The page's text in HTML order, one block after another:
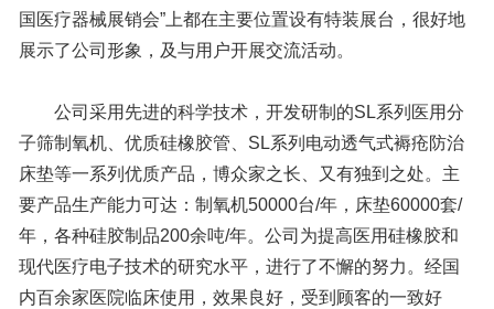
国医疗器械展销会”上都在主要位置设有特装展台，很好地
展示了公司形象，及与用户开展交流活动。
公司采用先进的科学技术，开发研制的SL系列医用分
子筛制氧机、优质硅橡胶管、SL系列电动透气式褥疮防治
床垫等一系列优质产品，博众家之长、又有独到之处。主
要产品生产能力可达：制氧机50000台/年，床垫60000套/
年，各种硅胶制品200余吨/年。公司为提高医用硅橡胶和
现代医疗电子技术的研究水平，进行了不懈的努力。经国
内百余家医院临床使用，效果良好，受到顾客的一致好